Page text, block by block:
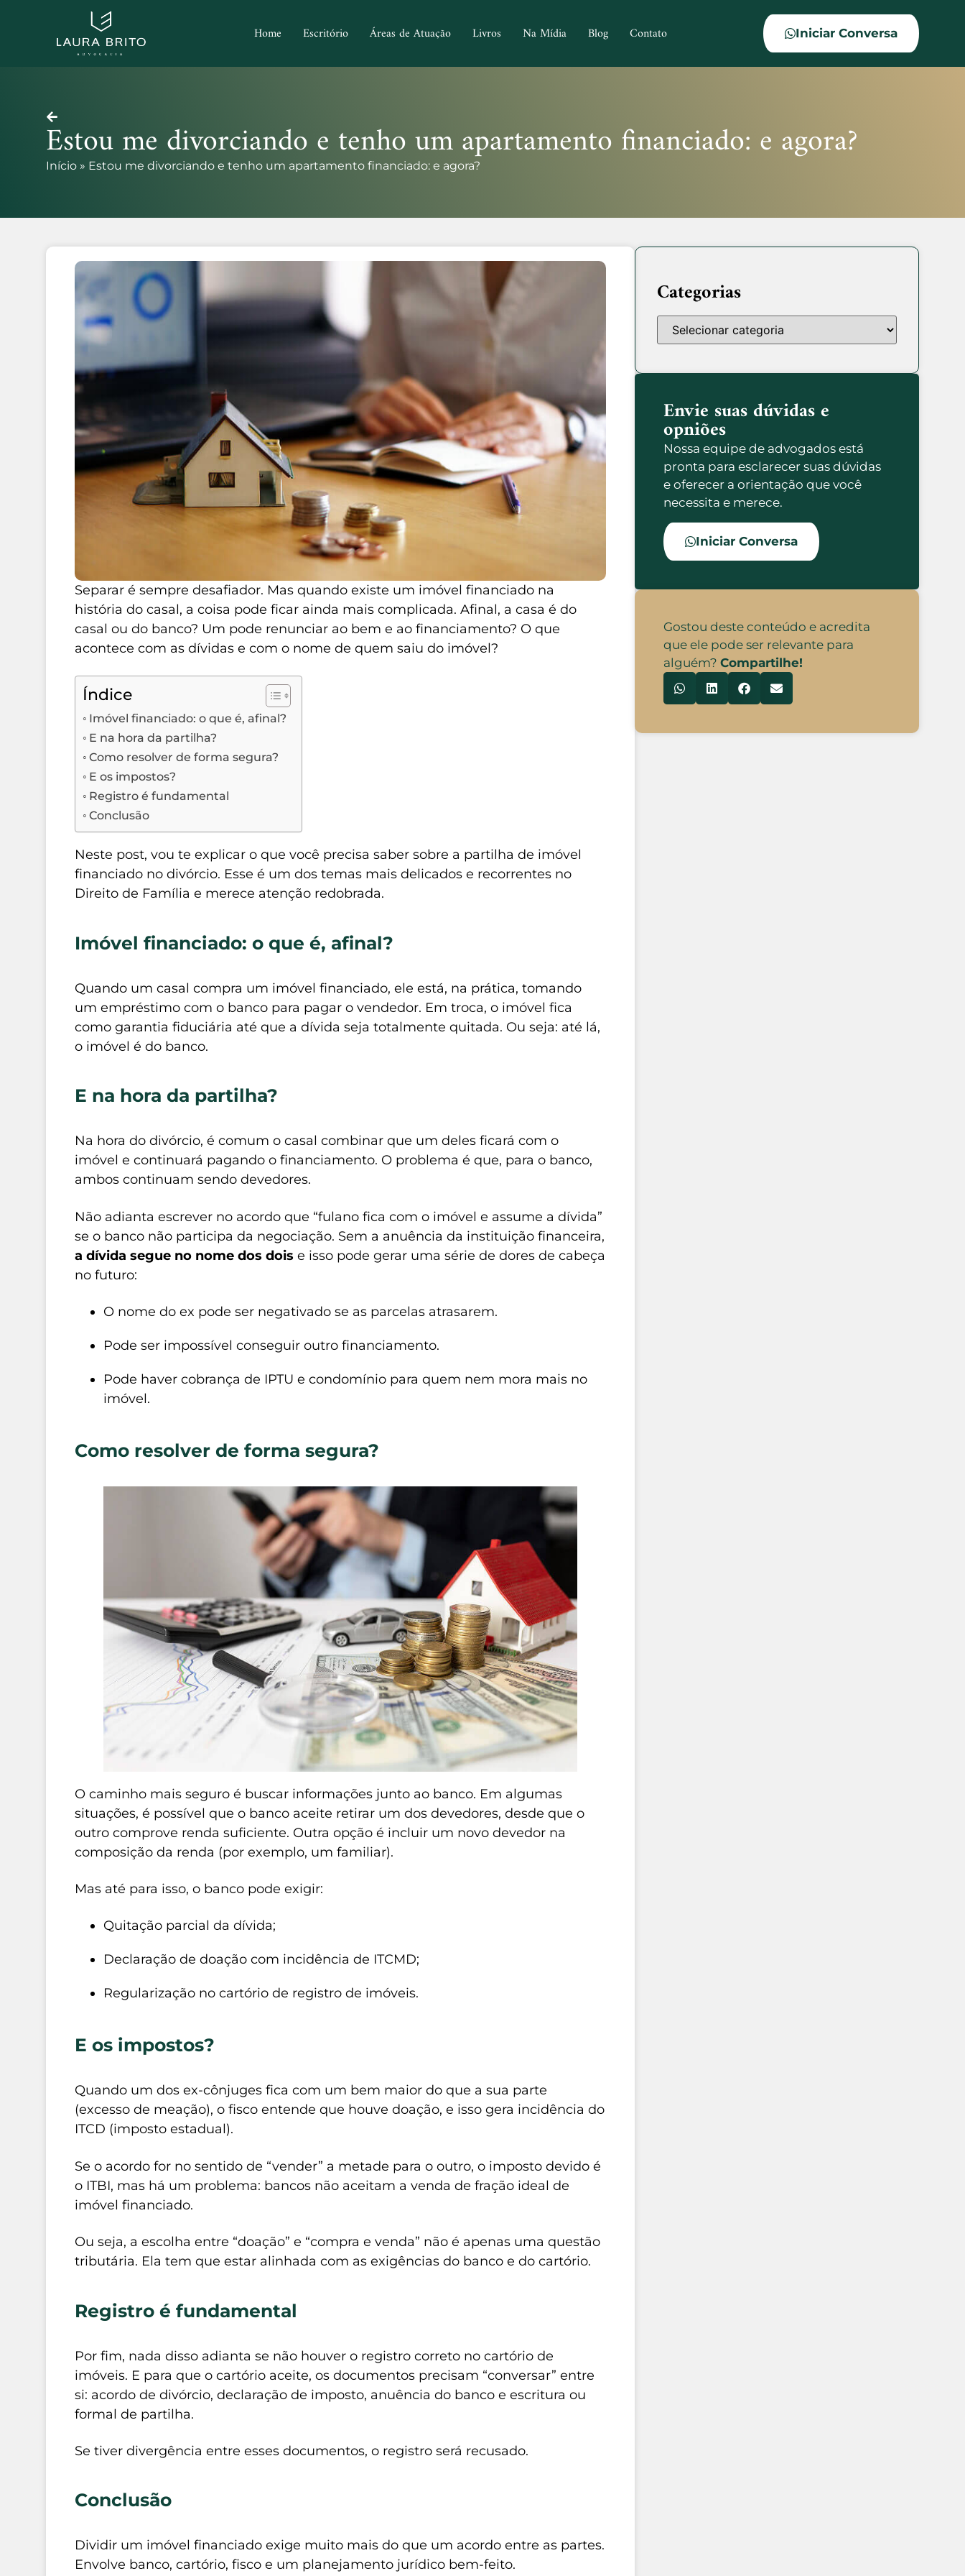
Home Escritório Áreas de Atuação Livros Na Mídia Blog Contato Iniciar Conversa
Estou me divorciando e tenho um apartamento financiado: e agora?
Início » Estou me divorciando e tenho um apartamento financiado: e agora?
Separar é sempre desafiador. Mas quando existe um imóvel financiado na
história do casal, a coisa pode ficar ainda mais complicada. Afinal, a casa é do
casal ou do banco? Um pode renunciar ao bem e ao financiamento? O que
acontece com as dívidas e com o nome de quem saiu do imóvel?
Índice
Imóvel financiado: o que é, afinal?
E na hora da partilha?
Como resolver de forma segura?
E os impostos?
Registro é fundamental
Conclusão
Neste post, vou te explicar o que você precisa saber sobre a partilha de imóvel
financiado no divórcio. Esse é um dos temas mais delicados e recorrentes no
Direito de Família e merece atenção redobrada.
Imóvel financiado: o que é, afinal?
Quando um casal compra um imóvel financiado, ele está, na prática, tomando
um empréstimo com o banco para pagar o vendedor. Em troca, o imóvel fica
como garantia fiduciária até que a dívida seja totalmente quitada. Ou seja: até lá,
o imóvel é do banco.
E na hora da partilha?
Na hora do divórcio, é comum o casal combinar que um deles ficará com o
imóvel e continuará pagando o financiamento. O problema é que, para o banco,
ambos continuam sendo devedores.
Não adianta escrever no acordo que “fulano fica com o imóvel e assume a dívida”
se o banco não participa da negociação. Sem a anuência da instituição financeira,
a dívida segue no nome dos dois e isso pode gerar uma série de dores de cabeça
no futuro:
O nome do ex pode ser negativado se as parcelas atrasarem.
Pode ser impossível conseguir outro financiamento.
Pode haver cobrança de IPTU e condomínio para quem nem mora mais no
imóvel.
Como resolver de forma segura?
O caminho mais seguro é buscar informações junto ao banco. Em algumas
situações, é possível que o banco aceite retirar um dos devedores, desde que o
outro comprove renda suficiente. Outra opção é incluir um novo devedor na
composição da renda (por exemplo, um familiar).
Mas até para isso, o banco pode exigir:
Quitação parcial da dívida;
Declaração de doação com incidência de ITCMD;
Regularização no cartório de registro de imóveis.
E os impostos?
Quando um dos ex-cônjuges fica com um bem maior do que a sua parte
(excesso de meação), o fisco entende que houve doação, e isso gera incidência do
ITCD (imposto estadual).
Se o acordo for no sentido de “vender” a metade para o outro, o imposto devido é
o ITBI, mas há um problema: bancos não aceitam a venda de fração ideal de
imóvel financiado.
Ou seja, a escolha entre “doação” e “compra e venda” não é apenas uma questão
tributária. Ela tem que estar alinhada com as exigências do banco e do cartório.
Registro é fundamental
Por fim, nada disso adianta se não houver o registro correto no cartório de
imóveis. E para que o cartório aceite, os documentos precisam “conversar” entre
si: acordo de divórcio, declaração de imposto, anuência do banco e escritura ou
formal de partilha.
Se tiver divergência entre esses documentos, o registro será recusado.
Conclusão
Dividir um imóvel financiado exige muito mais do que um acordo entre as partes.
Envolve banco, cartório, fisco e um planejamento jurídico bem-feito.
Categorias
Envie suas dúvidas e
opniões
Nossa equipe de advogados está
pronta para esclarecer suas dúvidas
e oferecer a orientação que você
necessita e merece.
Iniciar Conversa
Gostou deste conteúdo e acredita
que ele pode ser relevante para
alguém? Compartilhe!